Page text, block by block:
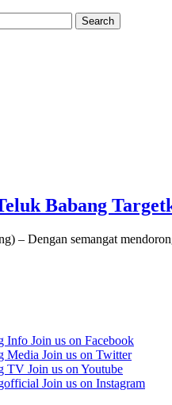
Babang
– Dengan semangat
Info Join us on Facebook
Media Join us on Twitter
TV Join us on Youtube
Join us on Instagram